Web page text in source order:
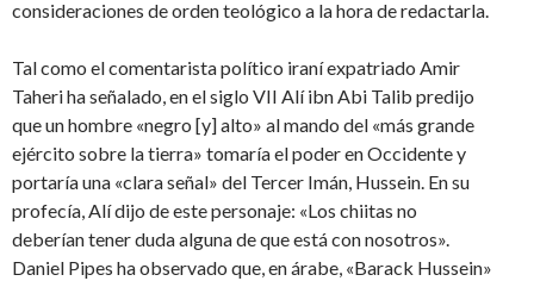
consideraciones de orden teológico a la hora de redactarla.
Tal como el comentarista político iraní expatriado Amir
Taheri ha señalado, en el siglo VII Alí ibn Abi Talib predijo
que un hombre «negro [y] alto» al mando del «más grande
ejército sobre la tierra» tomaría el poder en Occidente y
portaría una «clara señal» del Tercer Imán, Hussein. En su
profecía, Alí dijo de este personaje: «Los chiitas no
deberían tener duda alguna de que está con nosotros».
Daniel Pipes ha observado que, en árabe, «Barack Hussein»